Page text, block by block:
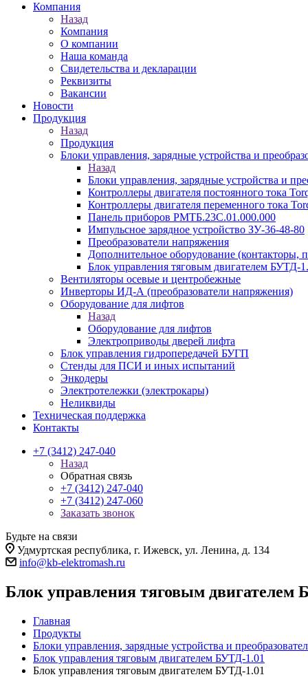
Компания
Назад
Компания
О компании
Наша команда
Свидетельства и декларации
Реквизиты
Вакансии
Новости
Продукция
Назад
Продукция
Блоки управления, зарядные устройства и
Назад
Блоки управления, зарядные устройства и
Контроллеры двигателя постоянного тока
Контроллеры двигателя переменного тока
Панель приборов РМТБ.23С.01.000.000
Импульсное зарядное устройство ЗУ-36-48-80
Преобразователи напряжения
Дополнительное оборудование (контакторы,
Блок управления тяговым двигателем БУТД-
Вентиляторы осевые и центробежные
Инверторы ИД-А (преобразователи напряжения)
Оборудование для лифтов
Назад
Оборудование для лифтов
Электроприводы дверей лифта
Блок управления гидропередачей БУГП
Стенды для ПСИ и иных испытаний
Энкодеры
Электротележки (электрокары)
Неликвиды
Техническая поддержка
Контакты
+7 (3412) 247-040
Назад
Обратная связь
+7 (3412) 247-040
+7 (3412) 247-060
Заказать звонок
Будьте на связи
Удмуртская республика, г. Ижевск, ул. Ленина, д. 134
info@kb-elektromash.ru
Блок управления тяговым двигателем
Главная
Продукты
Блоки управления, зарядные устройства и
Блок управления тяговым двигателем БУТД-1.01
Блок управления тяговым двигателем БУТД-1.01